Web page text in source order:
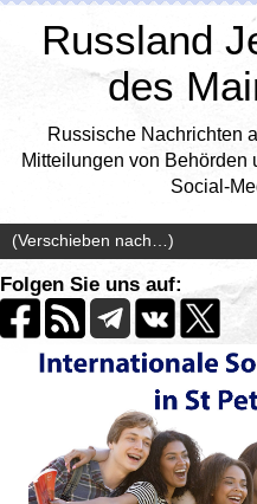
Russland
des
Russische Nachrichten
Mitteilungen von
Social-
Folgen Sie uns auf: